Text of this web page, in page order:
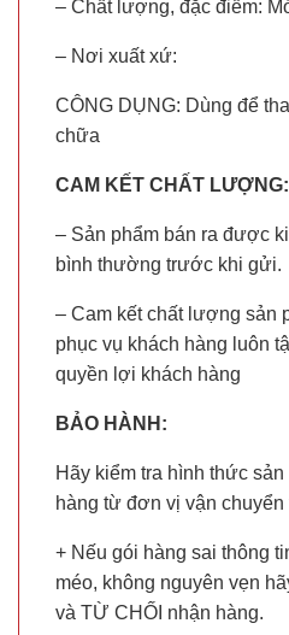
– Chất lượng, đặc điểm:
– Nơi xuất xứ:
CÔNG DỤNG: Dùng để
chữa
CAM KẾT CHẤT LƯỢNG:
– Sản phẩm bán ra được
bình thường trước khi gửi.
– Cam kết chất lượng sản
phục vụ khách hàng luôn
quyền lợi khách hàng
BẢO HÀNH:
Hãy kiểm tra hình thức
hàng từ đơn vị vận chuyển
+ Nếu gói hàng sai thông
méo, không nguyên vẹn
và TỪ CHỐI nhận hàng.